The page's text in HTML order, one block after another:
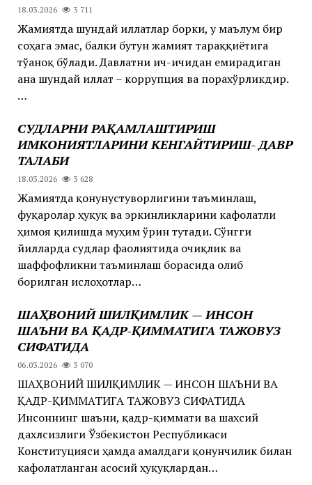
18.03.2026 3 711
Жамиятда шундай иллатлар борки, у маълум бир
соҳага эмас, балки бутун жамият тараққиётига
тўғаноқ бўлади. Давлатни ич-ичидан емирадиган
ана шундай иллат – коррупция ва порахўрликдир.
…
СУДЛАРНИ РАҚАМЛАШТИРИШ
ИМКОНИЯТЛАРИНИ КЕНГАЙТИРИШ- ДАВР
ТАЛАБИ
18.03.2026 3 628
Жамиятда қонунустуворлигини таъминлаш,
фуқаролар ҳуқуқ ва эркинликларини кафолатли
ҳимоя қилишда муҳим ўрин тутади. Сўнгги
йилларда судлар фаолиятида очиқлик ва
шаффофликни таъминлаш борасида олиб
борилган ислоҳотлар…
ШАҲВОНИЙ ШИЛҚИМЛИК — ИНСОН
ШАЪНИ ВА ҚАДР-ҚИММАТИГА ТАЖОВУЗ
СИФАТИДА
06.03.2026 3 070
ШАҲВОНИЙ ШИЛҚИМЛИК — ИНСОН ШАЪНИ ВА
ҚАДР-ҚИММАТИГА ТАЖОВУЗ СИФАТИДА
Инсоннинг шаъни, қадр-қиммати ва шахсий
дахлсизлиги Ўзбекистон Республикаси
Конституцияси ҳамда амалдаги қонунчилик билан
кафолатланган асосий ҳуқуқлардан…